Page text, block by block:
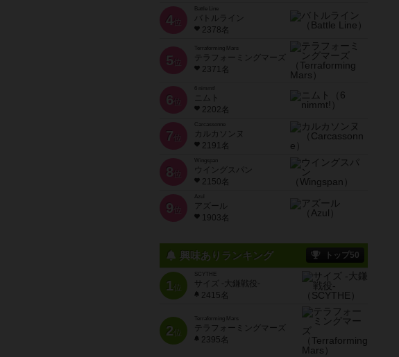
4位
Battle Line
バトルライン
2378名
5 位
Terraforming Mars
テラフォーミングマーズ
2371名
6 位
ニムト
2202名
7 位
Carcassonne
カルカソンヌ
2191名
8 位
Wingspan
ウイングスパン
2150名
9 位
Azul
アズール
1903名
興味ありランキング トップ50
1位
SCYTHE
サイズ -大鎌戦役-
2415名
2位
Terraforming Mars
テラフォーミングマーズ
2395名